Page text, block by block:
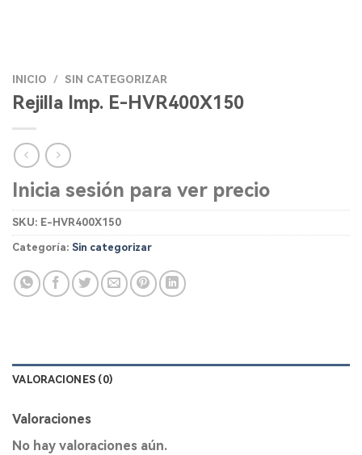
INICIO / SIN CATEGORIZAR
Rejilla Imp. E-HVR400X150
Inicia sesión para ver precio
SKU: E-HVR400X150
Categoría: Sin categorizar
VALORACIONES (0)
Valoraciones
No hay valoraciones aún.